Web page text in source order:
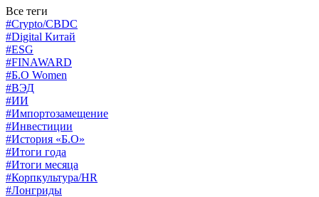
Все теги
#Crypto/CBDC
#Digital Китай
#ESG
#FINAWARD
#Б.О Women
#ВЭД
#ИИ
#Импортозамещение
#Инвестиции
#История «Б.О»
#Итоги года
#Итоги месяца
#Корпкультура/HR
#Лонгриды